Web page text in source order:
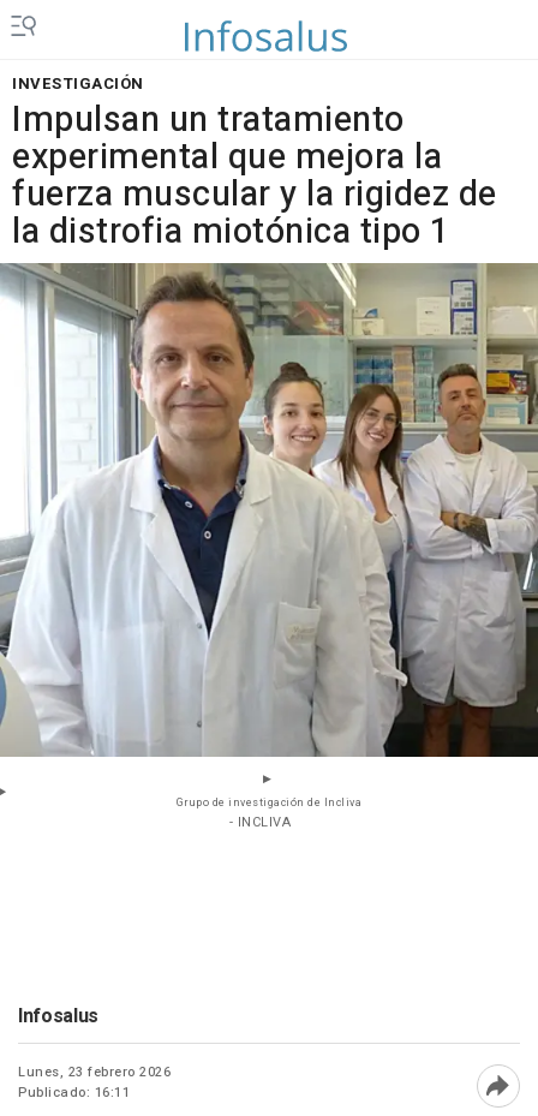
INVESTIGACIÓN
Impulsan un tratamiento
experimental que mejora la
fuerza muscular y la rigidez de
la distrofia miotónica tipo 1
Grupo de investigación de Incliva
- INCLIVA
Infosalus
Lunes, 23 febrero 2026
Publicado: 16:11